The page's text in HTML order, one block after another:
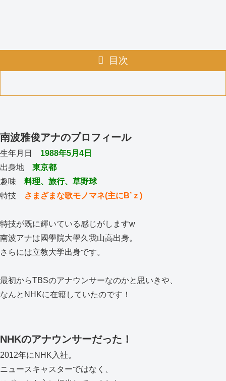
目次
南波雅俊アナのプロフィール
生年月日 1988年5月4日
出身地 東京都
趣味 料理、旅行、草野球
特技
さまざまな歌モノマネ(主にB’ｚ)
特技が既に輝いている感じがしますw
南波アナは國學院大學久我山高出身。
さらには立教大学出身です。
最初からTBSのアナウンサーなのかと思いきや、
なんとNHKに在籍していたのです！
NHKのアナウンサーだった！
2012年にNHK入社。
ニュースキャスターではなく、